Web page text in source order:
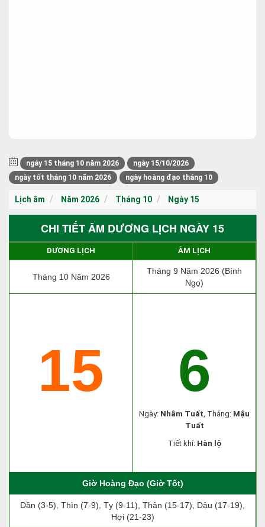
ngày 15 tháng 10 năm 2026
ngày 15/10/2026
ngày tốt tháng 10 năm 2026
ngày hoàng đạo tháng 10
Lịch âm Năm 2026 Tháng 10 Ngày 15
CHI TIẾT ÂM DƯƠNG LỊCH NGÀY 15
DƯƠNG LỊCH ÂM LỊCH
Tháng 10 Năm 2026
Tháng 9 Năm 2026 (Bính
Ngọ)
15 6
Ngày: Nhâm Tuất, Tháng: Mậu
Tuất
Tiết khí: Hàn lộ
Giờ Hoàng Đạo (Giờ Tốt)
Dần (3-5), Thìn (7-9), Tỵ (9-11), Thân (15-17), Dậu (17-19),
Hợi (21-23)